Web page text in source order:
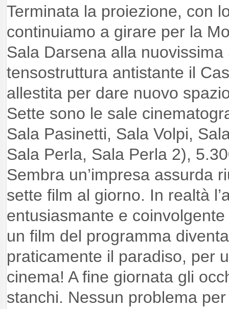
Terminata la proiezione, con
continuiamo a girare per la
Sala Darsena alla
tensostruttura antistante il
allestita per dare nuovo
Sette sono le sale
Sala Pasinetti, Sala Volpi,
Sala Perla, Sala Perla 2),
Sembra un’impresa assurda
sette film al giorno. In realtà
entusiasmante e
un film del programma
praticamente il paradiso, per
cinema! A fine giornata gli
stanchi. Nessun problema